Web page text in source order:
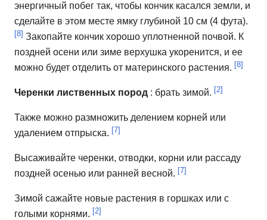
энергичный побег так, чтобы кончик касался земли, и
сделайте в этом месте ямку глубиной 10 см (4 фута).
[8] Закопайте кончик хорошо уплотненной почвой. К
поздней осени или зиме верхушка укоренится, и ее
можно будет отделить от материнского растения. [8]
Черенки лиственных пород : брать зимой. [2]
Также можно размножить делением корней или
удалением отпрыска. [7]
Высаживайте черенки, отводки, корни или рассаду
поздней осенью или ранней весной. [7]
Зимой сажайте новые растения в горшках или с
голыми корнями. [2]